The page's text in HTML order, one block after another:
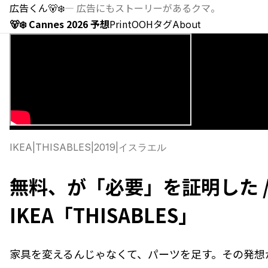
広告くん🐻‍❄️— 広告にもストーリーがあるクマ。
🐻‍❄️ Cannes 2026 予想PrintOOHタグAbout
IKEA THISABLES 2019 イスラエル
無料、が「必要」を証明した
IKEA「THISABLES」
家具を変えるんじゃなくて、パーツを足す。その発